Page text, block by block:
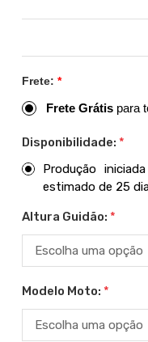
Frete: *
Frete Grátis para
Disponibilidade: *
Produção
estimado de 25
Altura Guidão: *
Modelo Moto: *